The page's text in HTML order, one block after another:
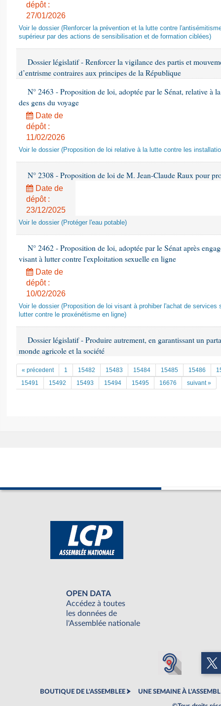
dépôt :
27/01/2026
Voir le dossier (Renforcer la prévention et la lutte contre
supérieur par des actions de sensibilisation et de formation ciblées)
Dossier législatif - Renforcer la vigilance des partis et
d’entrisme contraires aux principes de la République
N° 2463 - Proposition de loi, adoptée par le Sénat, relative à
des gens du voyage
Date de
dépôt :
11/02/2026
Voir le dossier (Proposition de loi relative à la lutte contre les
N° 2308 - Proposition de loi de M. Jean-Claude Raux pour
Date de
dépôt :
23/12/2025
Voir le dossier (Protéger l'eau potable)
N° 2462 - Proposition de loi, adoptée par le Sénat après
visant à lutter contre l'exploitation sexuelle en ligne
Date de
dépôt :
10/02/2026
Voir le dossier (Proposition de loi visant à prohiber l'achat de
lutter contre le proxénétisme en ligne)
Dossier législatif - Produire autrement, en garantissant un
monde agricole et la société
« précedent 1 15482 15483 15484 15485 15486
15491
15492 15493 15494 15495 16676 suivant »
OPEN DATA
Accédez à toutes
les données de
l'Assemblée nationale
BOUTIQUE DE L'ASSEMBLEE UNE SEMAINE À